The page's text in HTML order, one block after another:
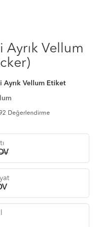
Vellum
Vellum Etiket
Değerlendirme